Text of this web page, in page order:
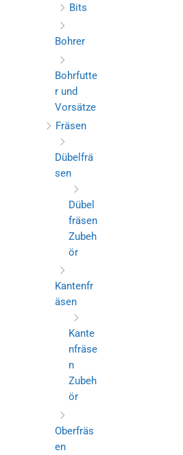
Bits
Bohrer
Bohrfutte
r und
Vorsätze
Fräsen
Dübelfrä
sen
Dübel
fräsen
Zubeh
ör
Kantenfr
äsen
Kante
nfräse
n
Zubeh
ör
Oberfräs
en